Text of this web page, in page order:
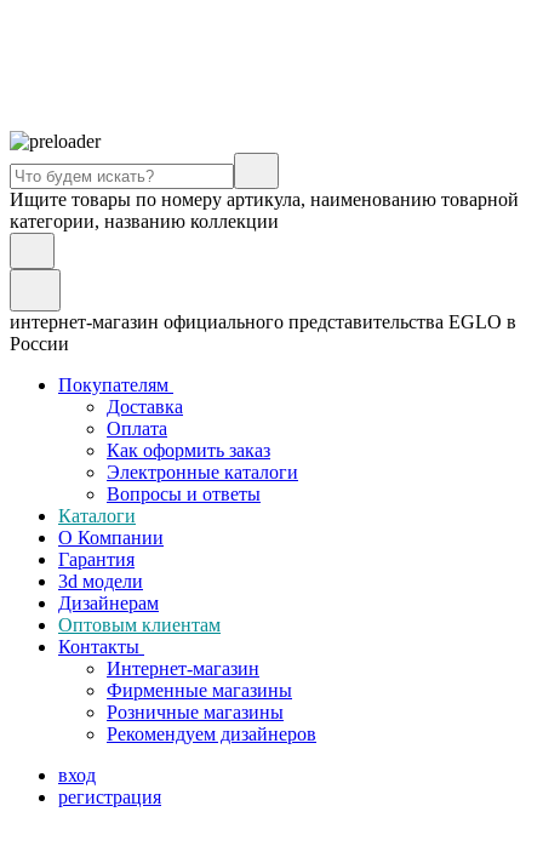
Ищите товары по номеру артикула, наименованию товарной
категории, названию коллекции
интернет-магазин официального представительства EGLO в
России
Покупателям
Доставка
Оплата
Как оформить заказ
Электронные каталоги
Вопросы и ответы
Каталоги
О Компании
Гарантия
3d модели
Дизайнерам
Оптовым клиентам
Контакты
Интернет-магазин
Фирменные магазины
Розничные магазины
Рекомендуем дизайнеров
вход
регистрация